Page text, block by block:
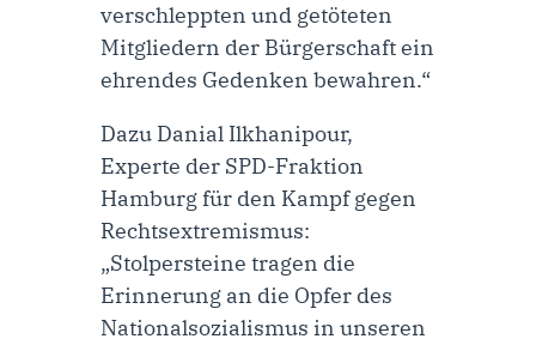
verschleppten und getöteten
Mitgliedern der Bürgerschaft ein
ehrendes Gedenken bewahren.“
Dazu Danial Ilkhanipour,
Experte der SPD-Fraktion
Hamburg für den Kampf gegen
Rechtsextremismus:
„Stolpersteine tragen die
Erinnerung an die Opfer des
Nationalsozialismus in unseren